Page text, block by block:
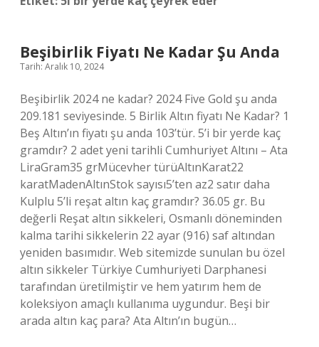
Beşibirlik Fiyatı Ne Kadar Şu Anda
Tarih: Aralık 10, 2024
Beşibirlik 2024 ne kadar? 2024 Five Gold şu anda
209.181 seviyesinde. 5 Birlik Altın fiyatı Ne Kadar? 1
Beş Altın’ın fiyatı şu anda 103’tür. 5’i bir yerde kaç
gramdır? 2 adet yeni tarihli Cumhuriyet Altını – Ata
LiraGram35 grMücevher türüAltınKarat22
karatMadenAltınStok sayısı5’ten az2 satır daha
Kulplu 5’li reşat altın kaç gramdır? 36.05 gr. Bu
değerli Reşat altın sikkeleri, Osmanlı döneminden
kalma tarihi sikkelerin 22 ayar (916) saf altından
yeniden basımıdır. Web sitemizde sunulan bu özel
altın sikkeler Türkiye Cumhuriyeti Darphanesi
tarafından üretilmiştir ve hem yatırım hem de
koleksiyon amaçlı kullanıma uygundur. Beşi bir
arada altın kaç para? Ata Altın’ın bugün…